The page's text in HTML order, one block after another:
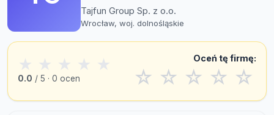
Tajfun Group Sp. z o.o.
Wrocław, woj. dolnośląskie
★ ★ ★ ★ ★
0.0 / 5 · 0 ocen
Oceń tę firmę:
☆ ☆ ☆ ☆ ☆